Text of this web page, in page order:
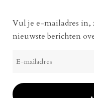
Vul je e-mailadres in,
nieuwste berichten
mailadres